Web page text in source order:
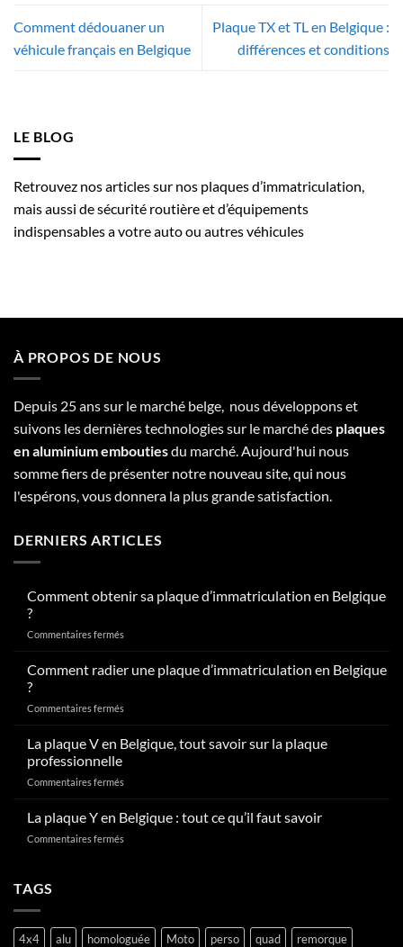
Comment dédouaner un
véhicule français en Belgique
Plaque TX et TL en Belgique :
différences et conditions
LE BLOG
Retrouvez nos articles sur nos plaques d’immatriculation,
mais aussi de sécurité routière et d’équipements
indispensables a votre auto ou autres véhicules
À PROPOS DE NOUS
Depuis 25 ans sur le marché belge, nous développons et
suivons les dernières technologies sur le marché des plaques
en aluminium emboutiesdu marché. Aujourd'hui nous
somme fiers de présenter notre nouveau site, qui nous
l'espérons, vous donnera la plus grande satisfaction.
DERNIERS ARTICLES
Comment obtenir sa plaque d’immatriculation en Belgique
?
Commentaires ferméssur
sa
d’immatriculation
Belgique
Comment radier une plaque d’immatriculation en Belgique
?
Commentaires ferméssur
radier
une
d’immatriculation
Belgique
La plaque V en Belgique, tout savoir sur la plaque
professionnelle
Commentaires ferméssur
plaque
V
en
plaque
La plaque Y en Belgique : tout ce qu’il faut savoir
Commentaires ferméssur
:
TAGS
4x4 alu homologuée Moto perso quad remorque